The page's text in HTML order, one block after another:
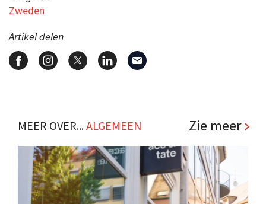
Zweden
Artikel delen
MEER OVER...ALGEMEEN Zie meer